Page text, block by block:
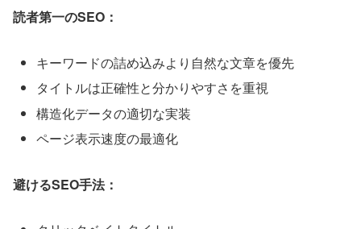
読者第一のSEO：
キーワードの詰め込みより自然な文章を優先
タイトルは正確性と分かりやすさを重視
構造化データの適切な実装
ページ表示速度の最適化
避けるSEO手法：